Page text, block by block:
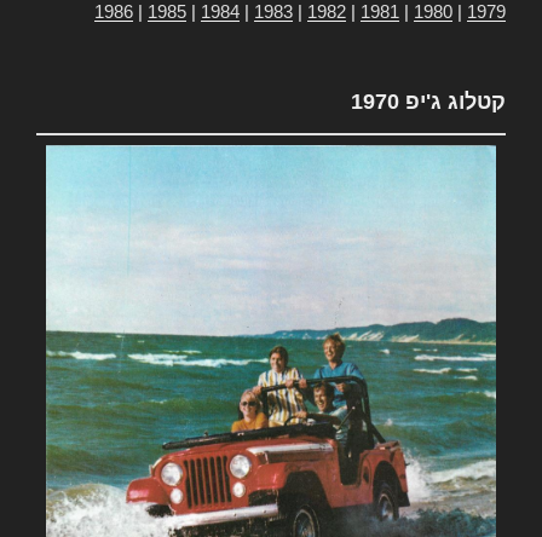
1979
1980
1981
1982
1983
1984
1985
1986
קטלוג ג'יפ 1970